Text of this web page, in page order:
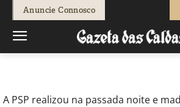
Anuncie Connosco
Redação - 24 de Julho, 2023
A PSP realizou na passada noite e